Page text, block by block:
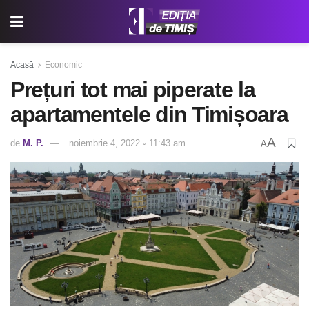
Acasă Economic
Prețuri tot mai piperate la
apartamentele din Timișoara
de M. P. noiembrie 4, 2022 ◦ 11:43 am AA